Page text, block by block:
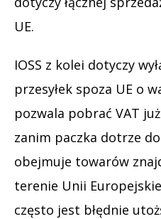
UE.
IOSS z kolei dotyczy
przesyłek spoza UE o
pozwala pobrać VAT
zanim paczka dotrze
obejmuje towarów
terenie Unii
często jest błędnie